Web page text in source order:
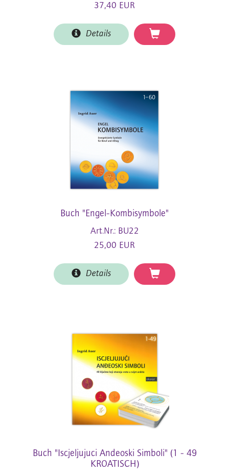
37,40 EUR
Details
Buch "Engel-Kombisymbole"
Art.Nr.: BU22
25,00 EUR
Details
Buch "Iscjeljujuci Andeoski Simboli" (1 - 49
KROATISCH)